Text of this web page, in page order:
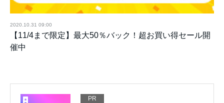
2020.10.31 09:00
【11/4まで限定】最大50％バック！超お買い得セール開
催中
PR